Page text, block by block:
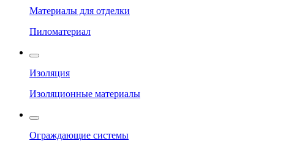
Материалы для отделки
Пиломатериал
Изоляция
Изоляционные материалы
Ограждающие системы